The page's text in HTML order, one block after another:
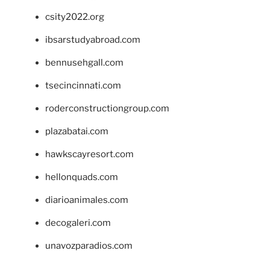
csity2022.org
ibsarstudyabroad.com
bennusehgall.com
tsecincinnati.com
roderconstructiongroup.com
plazabatai.com
hawkscayresort.com
hellonquads.com
diarioanimales.com
decogaleri.com
unavozparadios.com